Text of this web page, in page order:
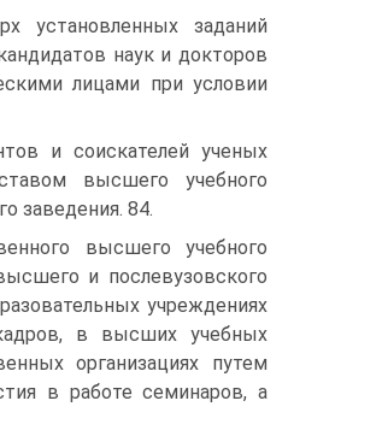
установленных заданий
наук и докторов
лицами при условии
и соискателей ученых
высшего учебного
заведения. 84.
высшего учебного
и послевузовского
учреждениях
в высших учебных
организациях путем
в работе семинаров, а